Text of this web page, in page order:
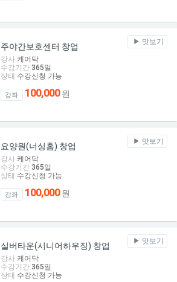
맛보기
주야간보호센터 창업
강사 케어닥
수강기간 365일
상태 수강신청 가능
강좌 100,000원
맛보기
요양원(너싱홈) 창업
강사 케어닥
수강기간 365일
상태 수강신청 가능
강좌 100,000원
맛보기
실버타운(시니어하우징) 창업
강사 케어닥
수강기간 365일
상태 수강신청 가능